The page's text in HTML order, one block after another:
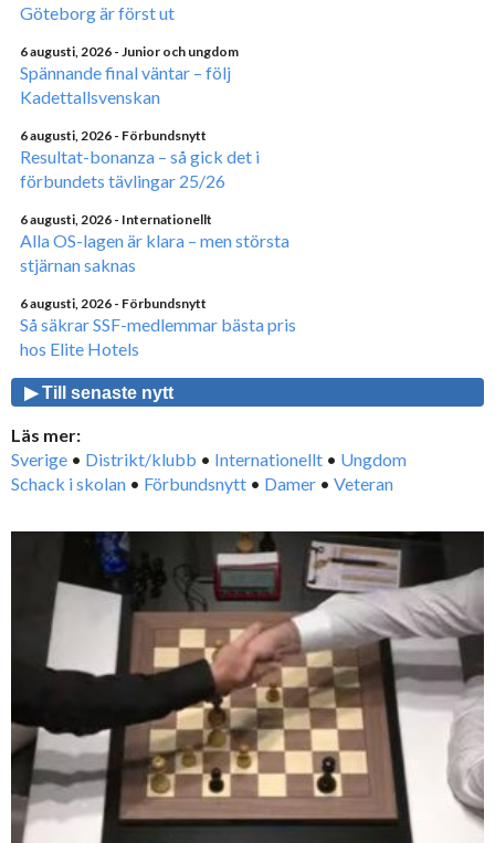
Göteborg är först ut
6 augusti, 2026 - Junior och ungdom
Spännande final väntar – följ
Kadettallsvenskan
6 augusti, 2026 - Förbundsnytt
Resultat-bonanza – så gick det i
förbundets tävlingar 25/26
6 augusti, 2026 - Internationellt
Alla OS-lagen är klara – men största
stjärnan saknas
6 augusti, 2026 - Förbundsnytt
Så säkrar SSF-medlemmar bästa pris
hos Elite Hotels
▶ Till senaste nytt
Läs mer:
Sverige • Distrikt/klubb • Internationellt • Ungdom
Schack i skolan • Förbundsnytt • Damer • Veteran